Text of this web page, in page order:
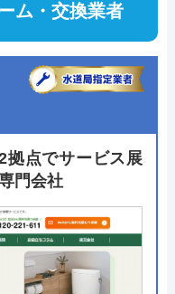
ム・交換業者
拠点でサービス展
門会社